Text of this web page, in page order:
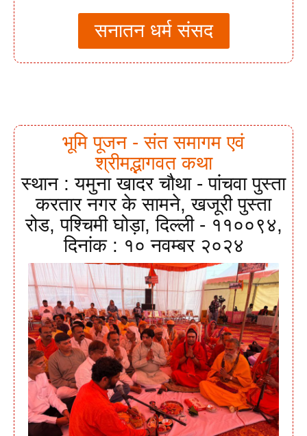
सनातन धर्म संसद
भूमि पूजन - संत समागम एवं
श्रीमद्भागवत कथा
स्थान : यमुना खादर चौथा - पांचवा पुस्ता
करतार नगर के सामने, खजूरी पुस्ता
रोड, पश्चिमी घोड़ा, दिल्ली - ११००९४,
दिनांक : १० नवम्बर २०२४